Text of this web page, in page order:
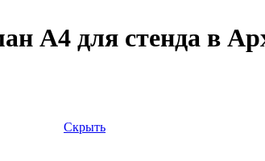
А4 для стенда в
Скрыть